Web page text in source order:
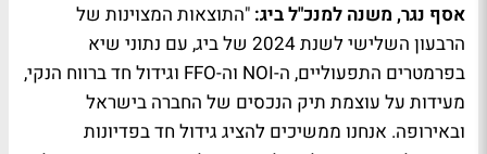
אסף נגר, משנה למנכ"ל ביג: "התוצאות המצוינות של
הרבעון השלישי לשנת 2024 של ביג, עם נתוני שיא
בפרמטרים התפעוליים, ה-NOI וה-FFO וגידול חד ברווח הנקי,
מעידות על עוצמת תיק הנכסים של החברה בישראל
ובאירופה. אנחנו ממשיכים להציג גידול חד בפדיונות